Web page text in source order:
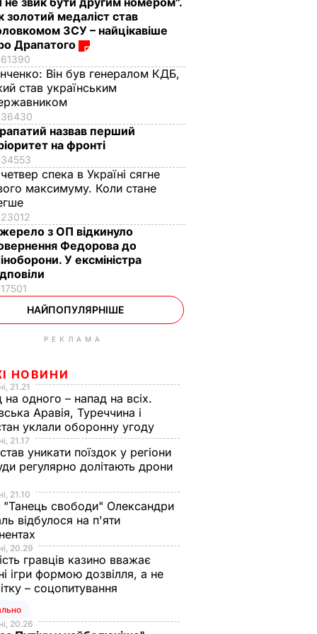
золотий медаліст став
ЗСУ – найцікавіше
Драпатого
61390
Він був генералом КДБ,
став українським
36430
назвав перший
на фронті
34553
спека в Україні сягне
максимуму. Коли стане
23012
з ОП відкинуло
Федорова до
У ексміністра
17501
НАЙПОПУЛЯРНІШЕ
РЕКЛАМА
НОВИНИ
21.21
на одного – напад на всіх.
Аравія, Туреччина і
уклали оборонну угоду
21.17
уникати поїздок у регіони
регулярно долітають дрони
21.10
"Танець свободи" Олександри
відбулося на п'яти
20.29
гравців казино вважає
ігри формою дозвілля, а не
– соцопитування
20.26